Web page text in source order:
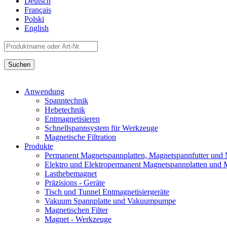
Français
Polski
English
Anwendung
Spanntechnik
Hebetechnik
Entmagnetisieren
Schnellspannsystem für Werkzeuge
Magnetische Filtration
Produkte
Permanent Magnetspannplatten, Magnetspannfutter und
Elektro und Elektropermanent Magnetspannplatten und
Lasthebemagnet
Präzisions - Geräte
Tisch und Tunnel Entmagnetisiergeräte
Vakuum Spannplatte und Vakuumpumpe
Magnetischen Filter
Magnet - Werkzeuge